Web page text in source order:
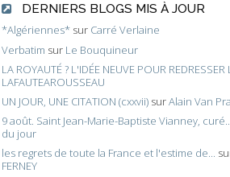
DERNIERS BLOGS MIS À JOUR
*Algériennes* sur Carré Verlaine
Verbatim sur Le Bouquineur
LA ROYAUTÉ ? L'IDÉE NEUVE POUR REDRESSER
LAFAUTEAROUSSEAU
UN JOUR, UNE CITATION (cxxvii) surAlain Van
9 août. Saint Jean-Marie-Baptiste Vianney,
du jour
les regrets de toute la France et l'estime de...
FERNEY